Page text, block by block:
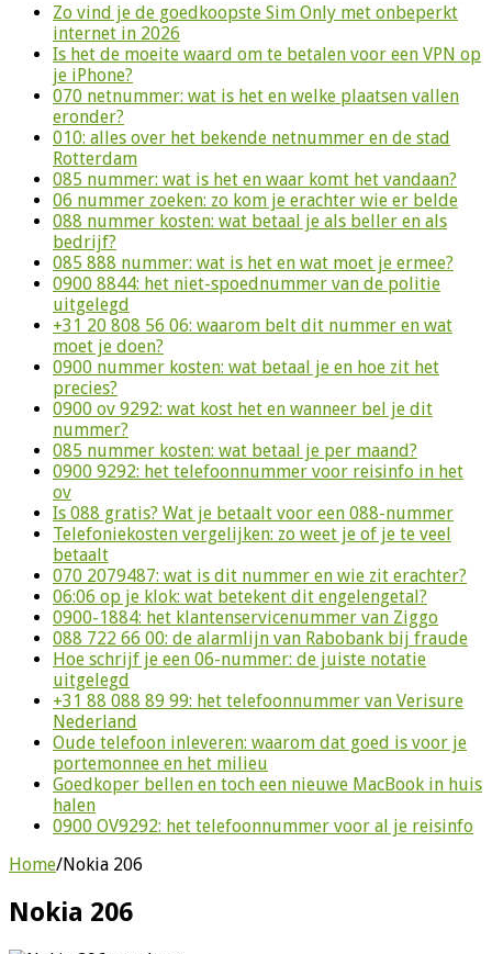
Zo vind je de goedkoopste Sim Only met onbeperkt
internet in 2026
Is het de moeite waard om te betalen voor een VPN op
je iPhone?
070 netnummer: wat is het en welke plaatsen vallen
eronder?
010: alles over het bekende netnummer en de stad
Rotterdam
085 nummer: wat is het en waar komt het vandaan?
06 nummer zoeken: zo kom je erachter wie er belde
088 nummer kosten: wat betaal je als beller en als
bedrijf?
085 888 nummer: wat is het en wat moet je ermee?
0900 8844: het niet-spoednummer van de politie
uitgelegd
+31 20 808 56 06: waarom belt dit nummer en wat
moet je doen?
0900 nummer kosten: wat betaal je en hoe zit het
precies?
0900 ov 9292: wat kost het en wanneer bel je dit
nummer?
085 nummer kosten: wat betaal je per maand?
0900 9292: het telefoonnummer voor reisinfo in het
ov
Is 088 gratis? Wat je betaalt voor een 088-nummer
Telefoniekosten vergelijken: zo weet je of je te veel
betaalt
070 2079487: wat is dit nummer en wie zit erachter?
06:06 op je klok: wat betekent dit engelengetal?
0900-1884: het klantenservicenummer van Ziggo
088 722 66 00: de alarmlijn van Rabobank bij fraude
Hoe schrijf je een 06-nummer: de juiste notatie
uitgelegd
+31 88 088 89 99: het telefoonnummer van Verisure
Nederland
Oude telefoon inleveren: waarom dat goed is voor je
portemonnee en het milieu
Goedkoper bellen en toch een nieuwe MacBook in huis
halen
0900 OV9292: het telefoonnummer voor al je reisinfo
Home/Nokia 206
Nokia 206